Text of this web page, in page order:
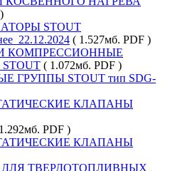
STOUT
( 1.527мб. PDF )
КОМПРЕССИОННЫЕ
( 1.072мб. PDF )
ГРУППЫ STOUT тип SDG-
КЛАПАНЫ
PDF )
КЛАПАНЫ
ДЛЯ ТВЕРДОТОПЛИВНЫХ